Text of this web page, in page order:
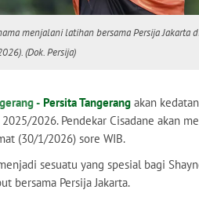
menjalani latihan bersama Persija Jakarta
(Dok. Persija)
- Persita Tangerang akan
2025/2026. Pendekar Cisadane akan
(30/1/2026) sore WIB.
sesuatu yang spesial bagi
bersama Persija Jakarta.